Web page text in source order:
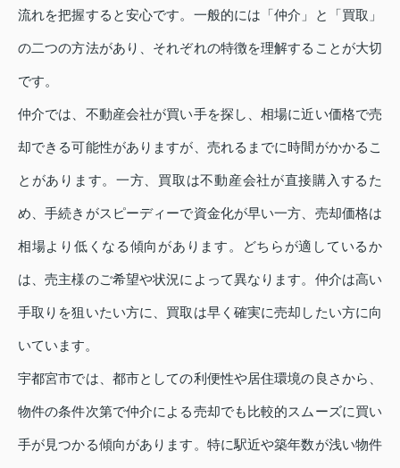
流れを把握すると安心です。一般的には「仲介」と「買取」
の二つの方法があり、それぞれの特徴を理解することが大切
です。
仲介では、不動産会社が買い手を探し、相場に近い価格で売
却できる可能性がありますが、売れるまでに時間がかかるこ
とがあります。一方、買取は不動産会社が直接購入するた
め、手続きがスピーディーで資金化が早い一方、売却価格は
相場より低くなる傾向があります。どちらが適しているか
は、売主様のご希望や状況によって異なります。仲介は高い
手取りを狙いたい方に、買取は早く確実に売却したい方に向
いています。
宇都宮市では、都市としての利便性や居住環境の良さから、
物件の条件次第で仲介による売却でも比較的スムーズに買い
手が見つかる傾向があります。特に駅近や築年数が浅い物件